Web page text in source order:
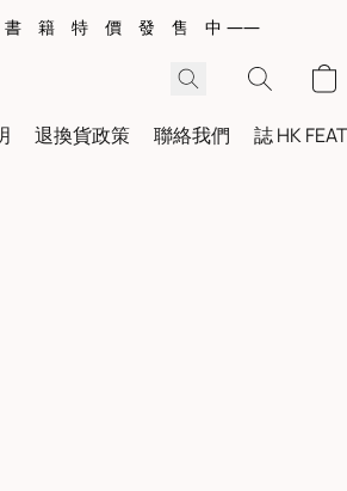
籍 特 價 發 售 中 ——
退換貨政策 聯絡我們 誌 HK